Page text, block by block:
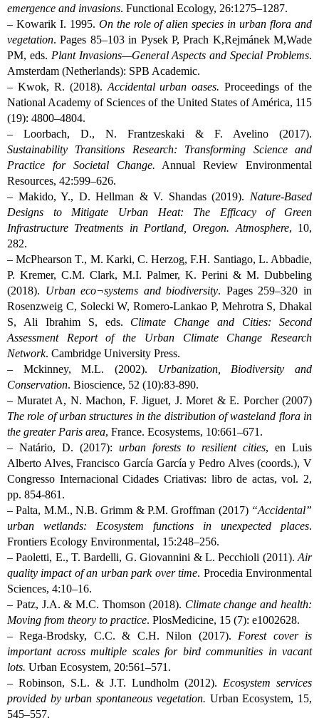
emergence and invasions. Functional Ecology, 26:1275–1287.
– Kowarik I. 1995. On the role of alien species in urban flora and
vegetation. Pages 85–103 in Pysek P, Prach K,Rejmánek M,Wade
PM, eds. Plant Invasions—General Aspects and Special Problems.
Amsterdam (Netherlands): SPB Academic.
– Kwok, R. (2018).Accidental urban oases. Proceedings of the
National Academy of Sciences of the United States of América, 115
(19): 4800–4804.
– Loorbach, D., N. Frantzeskaki & F. Avelino (2017).
Sustainability Transitions Research: Transforming Science and
Practice for Societal Change. Annual Review Environmental
Resources, 42:599–626.
– Makido, Y., D. Hellman & V. Shandas (2019). Nature-Based
Designs to Mitigate Urban Heat: The Efficacy of Green
Infrastructure Treatments in Portland, Oregon. Atmosphere, 10,
282.
– McPhearson T., M. Karki, C. Herzog, F.H. Santiago, L. Abbadie,
P. Kremer, C.M. Clark, M.I. Palmer, K. Perini & M. Dubbeling
(2018). Urban eco¬systems and biodiversity. Pages 259–320 in
Rosenzweig C, Solecki W, Romero-Lankao P, Mehrotra S, Dhakal
S, Ali Ibrahim S, eds. Climate Change and Cities: Second
Assessment Report of the Urban Climate Change Research
Network. Cambridge University Press.
– Mckinney, M.L. (2002). Urbanization, Biodiversity and
Conservation. Bioscience, 52 (10):83-890.
– Muratet A, N. Machon, F. Jiguet, J. Moret & E. Porcher (2007)
The role of urban structures in the distribution of wasteland flora in
the greater Paris area, France. Ecosystems, 10:661–671.
– Natário, D. (2017): urban forests to resilient cities, en Luis
Alberto Alves, Francisco García García y Pedro Alves (coords.), V
Congresso Internacional Cidades Criativas: libro de actas, vol. 2,
pp. 854-861.
– Palta, M.M., N.B. Grimm & P.M. Groffman (2017) “Accidental”
urban wetlands: Ecosystem functions in unexpected places.
Frontiers Ecology Environmental, 15:248–256.
– Paoletti, E., T. Bardelli, G. Giovannini & L. Pecchioli (2011).Air
quality impact of an urban park over time. Procedia Environmental
Sciences, 4:10–16.
– Patz, J.A. & M.C. Thomson (2018). Climate change and health:
Moving from theory to practice. PlosMedicine, 15 (7): e1002628.
– Rega-Brodsky, C.C. & C.H. Nilon (2017).Forest cover is
important across multiple scales for bird communities in vacant
lots. Urban Ecosystem, 20:561–571.
– Robinson, S.L. & J.T. Lundholm (2012). Ecosystem services
provided by urban spontaneous vegetation. Urban Ecosystem, 15,
545–557.